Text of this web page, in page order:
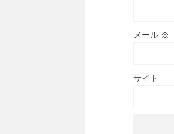
メール ※
サイト